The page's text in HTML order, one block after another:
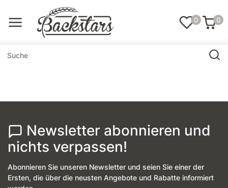
0 0
Newsletter abonnieren und
nichts verpassen!
Abonnieren Sie unseren Newsletter und seien Sie einer der
Ersten, die über die neusten Angebote und Rabatte informiert